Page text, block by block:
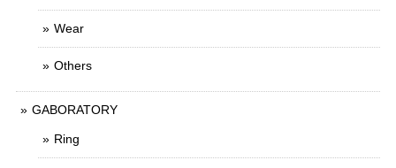
Wear
Others
GABORATORY
Ring